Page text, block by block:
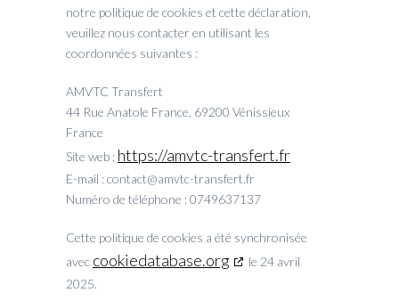
notre politique de cookies et cette déclaration,
veuillez nous contacter en utilisant les
coordonnées suivantes :
AMVTC Transfert
44 Rue Anatole France, 69200 Vénissieux
France
Site web : https://amvtc-transfert.fr
E-mail :contact@amvtc-transfert.fr
Numéro de téléphone : 0749637137
Cette politique de cookies a été synchronisée
avec cookiedatabase.org
le 24 avril
2025.